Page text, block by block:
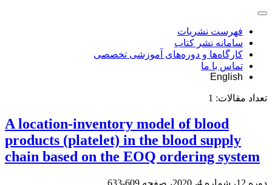
فهرست نشریات
سامانه نشر کتاب
کارگاه‌ها و دوره‌های آموزشی تخصصی
تماس با ما
English
تعداد مقالات: 1
A location-inventory model of blood
products (platelet) in the blood supply
chain based on the EOQ ordering system
دوره 12، شماره 4، 2020، صفحه 609-633